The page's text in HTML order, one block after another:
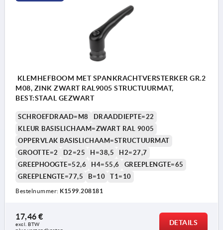
KLEMHEFBOOM MET SPANKRACHTVERSTERKER GR.2
M08, ZINK ZWART RAL9005 STRUCTUURMAT,
BEST:STAAL GEZWART
SCHROEFDRAAD=M8
DRAADDIEPTE=22
KLEUR BASISLICHAAM=ZWART RAL 9005
OPPERVLAK BASISLICHAAM=STRUCTUURMAT
GROOTTE=2
D2=25 H=38,5
H2=27,7
GREEPHOOGTE=52,6
H4=55,6
GREEPLENGTE=65
GREEPLENGTE=77,5
B=10 T1=10
Bestelnummer: K1599.208181
17,46 €
excl. BTW
DETAILS